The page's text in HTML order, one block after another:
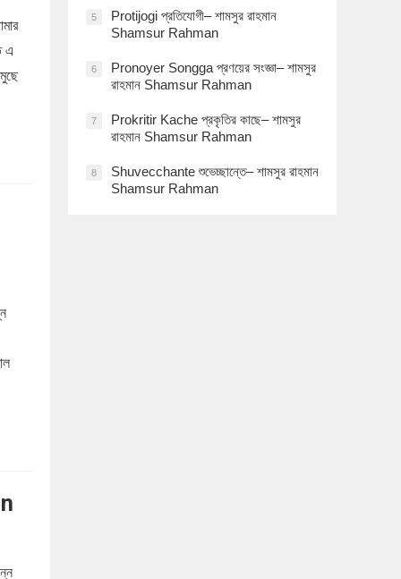
এ
5
Protijogi প্রতিযোগী– শামসুর রাহমান
Shamsur Rahman
6
Pronoyer Songga প্রণয়ের সংজ্ঞা– শামসুর
রাহমান Shamsur Rahman
7
Prokritir Kache প্রকৃতির কাছে– শামসুর
রাহমান Shamsur Rahman
8
Shuvecchante শুভেচ্ছান্তে– শামসুর রাহমান
Shamsur Rahman